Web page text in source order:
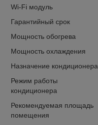
Wi-Fi модуль
Гарантийный срок
Мощность обогрева
Мощность охлаждения
Назначение кондиционера
Режим работы
кондиционера
Рекомендуемая площадь
помещения